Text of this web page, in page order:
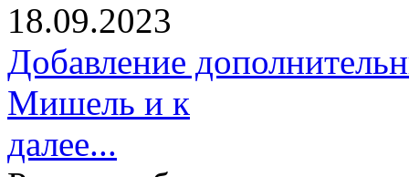
18.09.2023
Добавление
Мишель и к
далее...